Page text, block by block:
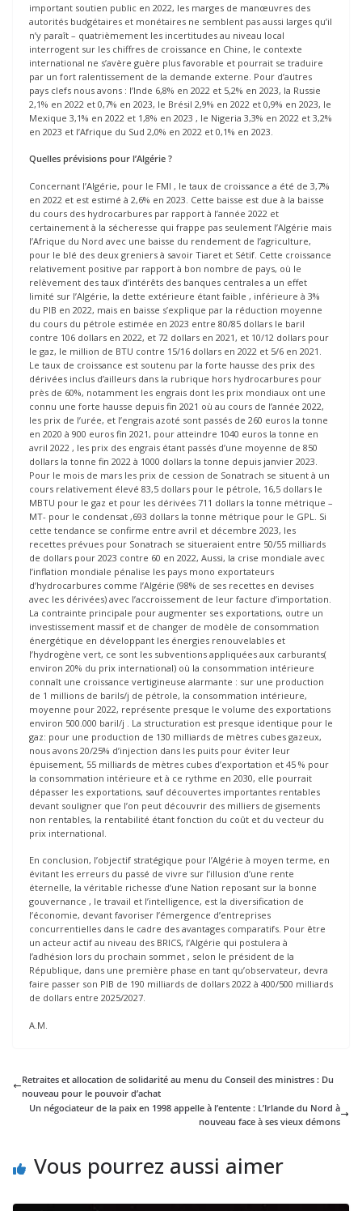
important soutien public en 2022, les marges de manœuvres des
autorités budgétaires et monétaires ne semblent pas aussi larges qu’il
n’y paraît – quatrièmement les incertitudes au niveau local
interrogent sur les chiffres de croissance en Chine, le contexte
international ne s’avère guère plus favorable et pourrait se traduire
par un fort ralentissement de la demande externe. Pour d’autres
pays clefs nous avons : l’Inde 6,8% en 2022 et 5,2% en 2023, la Russie
2,1% en 2022 et 0,7% en 2023, le Brésil 2,9% en 2022 et 0,9% en 2023, le
Mexique 3,1% en 2022 et 1,8% en 2023 , le Nigeria 3,3% en 2022 et 3,2%
en 2023 et l’Afrique du Sud 2,0% en 2022 et 0,1% en 2023.
Quelles prévisions pour l’Algérie ?
Concernant l’Algérie, pour le FMI , le taux de croissance a été de 3,7%
en 2022 et est estimé à 2,6% en 2023. Cette baisse est due à la baisse
du cours des hydrocarbures par rapport à l’année 2022 et
certainement à la sécheresse qui frappe pas seulement l’Algérie mais
l’Afrique du Nord avec une baisse du rendement de l’agriculture,
pour le blé des deux greniers à savoir Tiaret et Sétif. Cette croissance
relativement positive par rapport à bon nombre de pays, où le
relèvement des taux d’intérêts des banques centrales a un effet
limité sur l’Algérie, la dette extérieure étant faible , inférieure à 3%
du PIB en 2022, mais en baisse s’explique par la réduction moyenne
du cours du pétrole estimée en 2023 entre 80/85 dollars le baril
contre 106 dollars en 2022, et 72 dollars en 2021, et 10/12 dollars pour
le gaz, le million de BTU contre 15/16 dollars en 2022 et 5/6 en 2021.
Le taux de croissance est soutenu par la forte hausse des prix des
dérivées inclus d’ailleurs dans la rubrique hors hydrocarbures pour
près de 60%, notamment les engrais dont les prix mondiaux ont une
connu une forte hausse depuis fin 2021 où au cours de l’année 2022,
les prix de l’urée, et l’engrais azoté sont passés de 260 euros la tonne
en 2020 à 900 euros fin 2021, pour atteindre 1040 euros la tonne en
avril 2022 , les prix des engrais étant passés d’une moyenne de 850
dollars la tonne fin 2022 à 1000 dollars la tonne depuis janvier 2023.
Pour le mois de mars les prix de cession de Sonatrach se situent à un
cours relativement élevé 83,5 dollars pour le pétrole, 16,5 dollars le
MBTU pour le gaz et pour les dérivées 711 dollars la tonne métrique –
MT- pour le condensat ,693 dollars la tonne métrique pour le GPL. Si
cette tendance se confirme entre avril et décembre 2023, les
recettes prévues pour Sonatrach se situeraient entre 50/55 milliards
de dollars pour 2023 contre 60 en 2022, Aussi, la crise mondiale avec
l’inflation mondiale pénalise les pays mono exportateurs
d’hydrocarbures comme l’Algérie (98% de ses recettes en devises
avec les dérivées) avec l’accroissement de leur facture d’importation.
La contrainte principale pour augmenter ses exportations, outre un
investissement massif et de changer de modèle de consommation
énergétique en développant les énergies renouvelables et
l’hydrogène vert, ce sont les subventions appliquées aux carburants(
environ 20% du prix international) où la consommation intérieure
connaît une croissance vertigineuse alarmante : sur une production
de 1 millions de barils/j de pétrole, la consommation intérieure,
moyenne pour 2022, représente presque le volume des exportations
environ 500.000 baril/j . La structuration est presque identique pour le
gaz: pour une production de 130 milliards de mètres cubes gazeux,
nous avons 20/25% d’injection dans les puits pour éviter leur
épuisement, 55 milliards de mètres cubes d’exportation et 45 % pour
la consommation intérieure et à ce rythme en 2030, elle pourrait
dépasser les exportations, sauf découvertes importantes rentables
devant souligner que l’on peut découvrir des milliers de gisements
non rentables, la rentabilité étant fonction du coût et du vecteur du
prix international.
En conclusion, l’objectif stratégique pour l’Algérie à moyen terme, en
évitant les erreurs du passé de vivre sur l’illusion d’une rente
éternelle, la véritable richesse d’une Nation reposant sur la bonne
gouvernance , le travail et l’intelligence, est la diversification de
l’économie, devant favoriser l’émergence d’entreprises
concurrentielles dans le cadre des avantages comparatifs. Pour être
un acteur actif au niveau des BRICS, l’Algérie qui postulera à
l’adhésion lors du prochain sommet , selon le président de la
République, dans une première phase en tant qu’observateur, devra
faire passer son PIB de 190 milliards de dollars 2022 à 400/500 milliards
de dollars entre 2025/2027.
A.M.
Retraites et allocation de solidarité au menu du Conseil des ministres : Du
nouveau pour le pouvoir d’achat
Un négociateur de la paix en 1998 appelle à l’entente : L’Irlande du Nord à
nouveau face à ses vieux démons
Vous pourrez aussi aimer